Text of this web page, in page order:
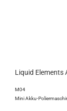
Liquid Elements
M04
Mini Akku-